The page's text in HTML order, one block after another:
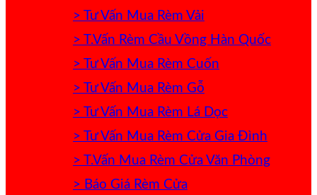
> Tư Vấn Mua Rèm Vải
> T.Vấn Rèm Cầu Vồng Hàn Quốc
> Tư Vấn Mua Rèm Cuốn
> Tư Vấn Mua Rèm Gỗ
> Tư Vấn Mua Rèm Lá Dọc
> Tư Vấn Mua Rèm Cửa Gia Đình
> T.Vấn Mua Rèm Cửa Văn Phòng
> Báo Giá Rèm Cửa